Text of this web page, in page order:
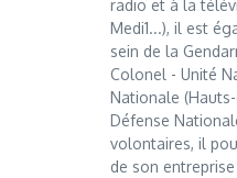
radio et à la
Medi1...), il est
sein de la
Colonel - Unité
Nationale
Défense
volontaires, il
de son